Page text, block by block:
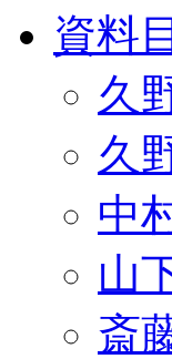
資料
久
久
中
山
斎